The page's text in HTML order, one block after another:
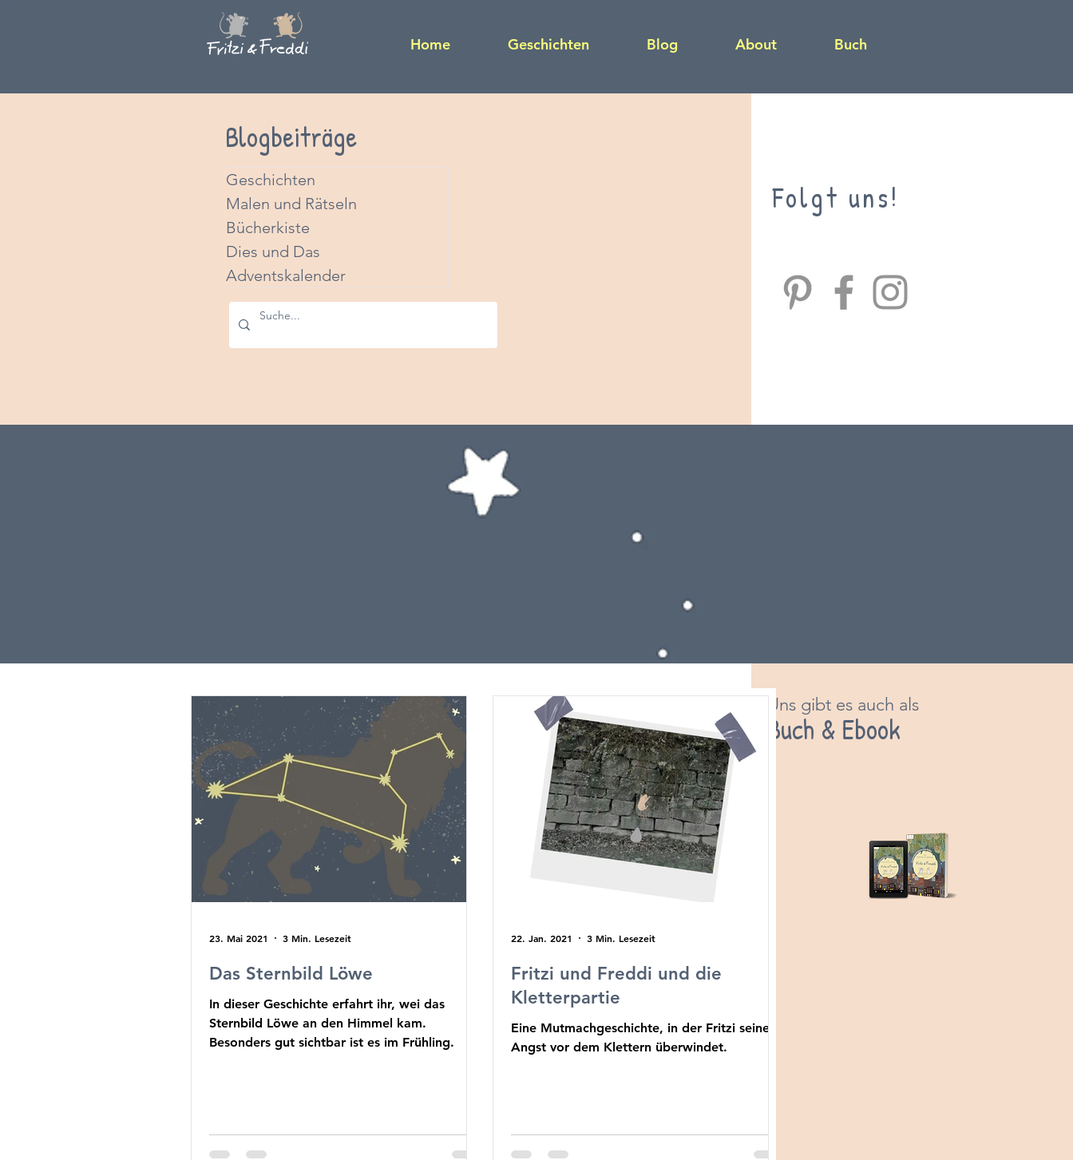
Home Geschichten Blog About Buch
Blogbeiträge
Geschichten
Malen und Rätseln
Bücherkiste
Dies und Das
Adventskalender
Folgt uns!
Uns gibt es auch als
Buch & Ebook
Das Sternbild Löwe
In dieser Geschichte erfahrt ihr, wei das
Sternbild Löwe an den Himmel kam.
Besonders gut sichtbar ist es im Frühling.
23. Mai 2021 3 Min. Lesezeit
Fritzi und Freddi und die
Kletterpartie
Eine Mutmachgeschichte, in der Fritzi seine
Angst vor dem Klettern überwindet.
22. Jan. 2021 3 Min. Lesezeit